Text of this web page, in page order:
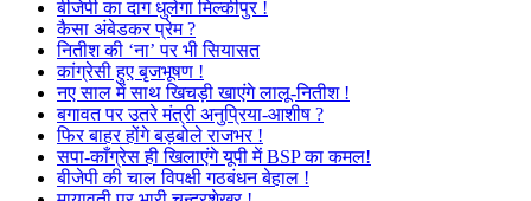
बीजेपी का दाग धुलेगा मिल्कीपुर !
कैसा अंबेडकर प्रेम ?
नितीश की ‘ना’ पर भी सियासत
कांग्रेसी हुए बृजभूषण !
नए साल में साथ खिचड़ी खाएंगे लालू-नितीश !
बगावत पर उतरे मंत्री अनुप्रिया-आशीष ?
फिर बाहर होंगे बड़बोले राजभर !
सपा-काँग्रेस ही खिलाएंगे यूपी में BSP का कमल!
बीजेपी की चाल विपक्षी गठबंधन बेहाल !